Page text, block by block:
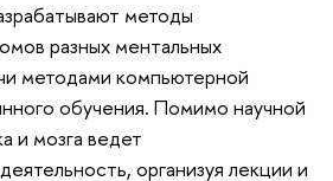
методы
разных ментальных
методами компьютерной
обучения. Помимо научной
и мозга ведет
организуя лекции и